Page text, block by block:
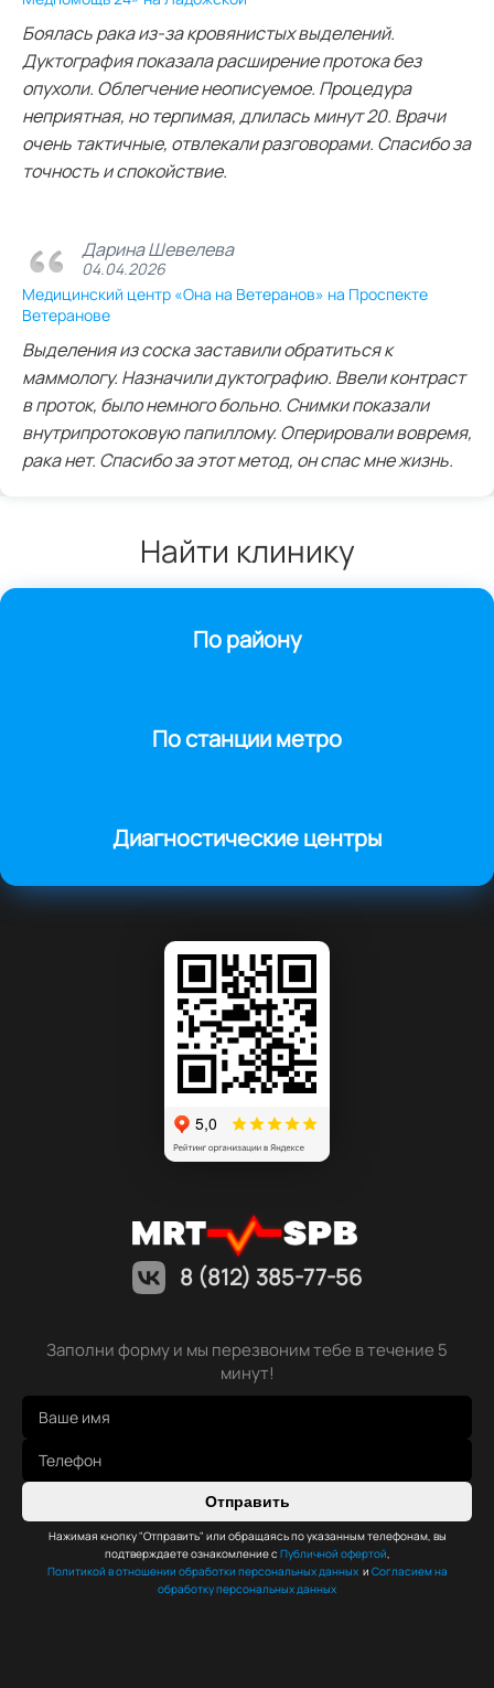
Боялась рака из-за кровянистых выделений.
Дуктография показала расширение протока без
опухоли. Облегчение неописуемое. Процедура
неприятная, но терпимая, длилась минут 20. Врачи
очень тактичные, отвлекали разговорами. Спасибо за
точность и спокойствие.
Дарина Шевелева
04.04.2026
Медицинский центр «Она на Ветеранов» на Проспекте
Ветеранове
Выделения из соска заставили обратиться к
маммологу. Назначили дуктографию. Ввели контраст
в проток, было немного больно. Снимки показали
внутрипротоковую папиллому. Оперировали вовремя,
рака нет. Спасибо за этот метод, он спас мне жизнь.
Найти клинику
По району
По станции метро
Диагностические центры
8 (812) 385-77-56
Заполни форму и мы перезвоним тебе в течение 5
минут!
Отправить
Нажимая кнопку "Отправить" или обращаясь по указанным телефонам, вы
подтверждаете ознакомление с Публичной офертой,
Политикой в отношении обработки персональных данных и Согласием на
обработку персональных данных